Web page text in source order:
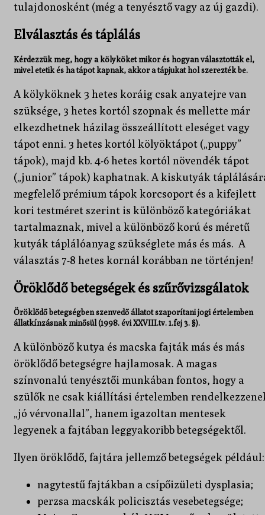
tulajdonosként (még a tenyésztő vagy az új gazdi).
Elválasztás és táplálás
Kérdezzük meg, hogy a kölyköket mikor és hogyan választották el,
mivel etetik és ha tápot kapnak, akkor a tápjukat hol szerezték be.
A kölyköknek 3 hetes koráig csak anyatejre van
szüksége, 3 hetes kortól szopnak és mellette már
elkezdhetnek házilag összeállított eleséget vagy
tápot enni. 3 hetes kortól kölyöktápot („puppy”
tápok), majd kb. 4-6 hetes kortól növendék tápot
(„junior” tápok) kaphatnak. A kiskutyák
megfelelő prémium tápok korcsoport és a kifejlett
kori testméret szerint is különböző kategóriákat
tartalmaznak, mivel a különböző korú és méretű
kutyák táplálóanyag szükséglete más és más. A
választás 7-8 hetes kornál korábban ne történjen!
Öröklődő betegségek és szűrővizsgálatok
Öröklődő betegségben szenvedő állatot szaporítani jogi értelemben
állatkínzásnak minősül (1998. évi XXVIII.tv. 1.fej 3. §).
A különböző kutya és macska fajták más és más
öröklődő betegségre hajlamosak. A magas
színvonalú tenyésztői munkában fontos, hogy a
szülők ne csak kiállítási értelemben
„jó vérvonallal”, hanem igazoltan mentesek
legyenek a fajtában leggyakoribb betegségektől.
Ilyen öröklődő, fajtára jellemző betegségek például:
nagytestű fajtákban a csípőizületi dysplasia;
perzsa macskák policisztás vesebetegsége;